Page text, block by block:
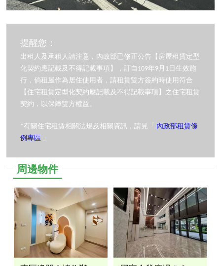
提醒您：
出租人及承租人請注意，內政部已修正公告【房屋租賃定型
化契約應記載及不得記載事項】，訂自109年9月1日生效施
行，倘租屋作為居住使用者，請租賃雙方簽約時使用符合
【住宅租賃定型化契約應記載及不得記載事項】之住宅租賃
契約，以保障雙方權益。
*有關住宅租賃相關法規及相關資訊，請見「 內政部租賃條
例專區 」
周邊物件